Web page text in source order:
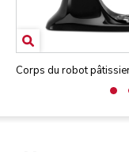
Corps du robot